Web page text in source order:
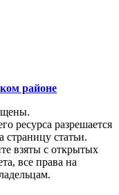
районе
ресурса разрешается
страницу статьи.
взяты с открытых
все права на